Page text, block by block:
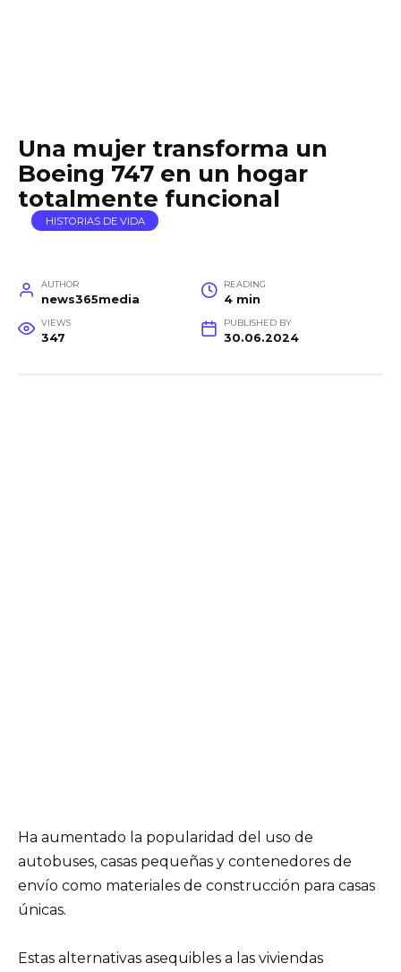
Una mujer transforma un
Boeing 747 en un hogar
totalmente funcional
HISTORIAS DE VIDA
AUTHOR
news365media
READING
4 min
VIEWS
347
PUBLISHED BY
30.06.2024
Ha aumentado la popularidad del uso de
autobuses, casas pequeñas y contenedores de
envío como materiales de construcción para casas
únicas.
Estas alternativas asequibles a las viviendas